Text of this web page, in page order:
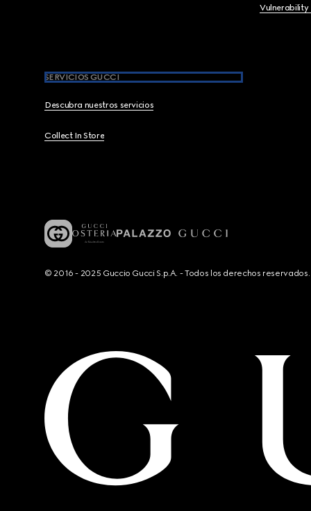
Vulnerability
SERVICIOS GUCCI
Descubra nuestros servicios
Collect In Store
© 2016 - 2025 Guccio Gucci S.p.A. - Todos los derechos